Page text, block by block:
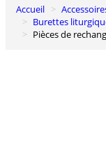
0
Panier
Accueil
Burettes
Pièces de